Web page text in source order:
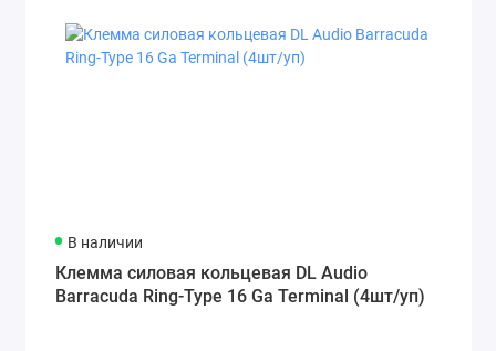
В наличии
Клемма силовая кольцевая DL Audio
Barracuda Ring-Type 16 Ga Terminal (4шт/уп)